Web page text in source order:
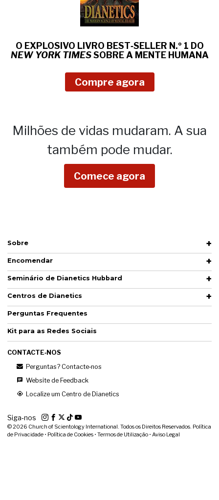
O EXPLOSIVO LIVRO BEST‑SELLER N.º 1 DO
NEW YORK TIMESSOBRE A MENTE HUMANA
Compre agora
Milhões de vidas mudaram. A sua
também pode mudar.
Comece agora
Sobre
Encomendar
Seminário de Dianetics Hubbard
Centros de Dianetics
Perguntas Frequentes
Kit para as Redes Sociais
CONTACTE‑NOS
Perguntas? Contacte‑nos
Website de Feedback
Localize um Centro de Dianetics
Siga‑nos
© 2026 Church of Scientology International. Todos os Direitos Reservados. Política
de Privacidade • Política de Cookies • Termos de Utilização • Aviso Legal